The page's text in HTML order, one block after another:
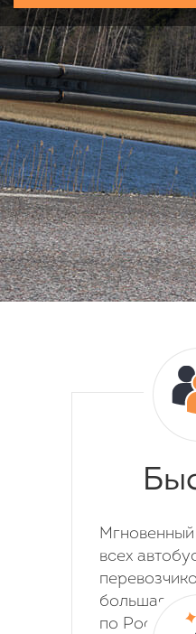
всех
большая
по России,